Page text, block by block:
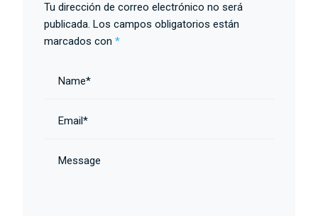
Tu dirección de correo electrónico no será
publicada. Los campos obligatorios están
marcados con*
Name*
Email*
Message